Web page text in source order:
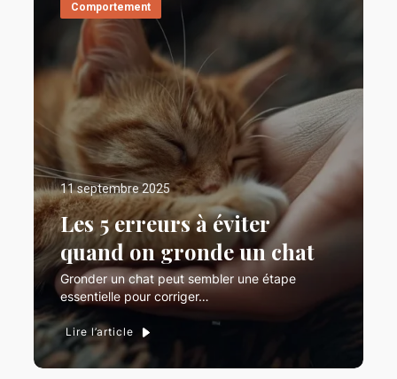
Comportement
11 septembre 2025
Les 5 erreurs à éviter
quand on gronde un chat
Gronder un chat peut sembler une étape
essentielle pour corriger…
Lire l’article